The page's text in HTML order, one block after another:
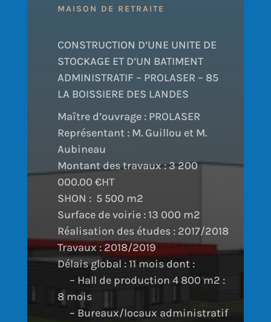
MAISON DE RETRAITE
CONSTRUCTION D’UNE UNITE DE
STOCKAGE ET D’UN BATIMENT
ADMINISTRATIF – PROLASER – 85
LA BOISSIERE DES LANDES
Maître d’ouvrage : PROLASER
Représentant : M. Guillou et M.
Aubineau
Montant des travaux : 3 200
000.00 €HT
SHON : 5 500 m2
Surface de voirie : 13 000 m2
Réalisation des études : 2017/2018
Travaux : 2018/2019
Délais global : 11 mois dont :
– Hall de production 4 800 m2 :
8 mois
– Bureaux/locaux administratif